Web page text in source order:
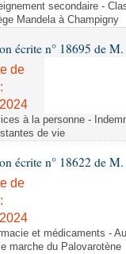
secondaire -
Mandela à Champigny
écrite n° 18695 de
de
à la personne -
de vie
écrite n° 18622 de
de
et médicaments -
marche du Palovarotène